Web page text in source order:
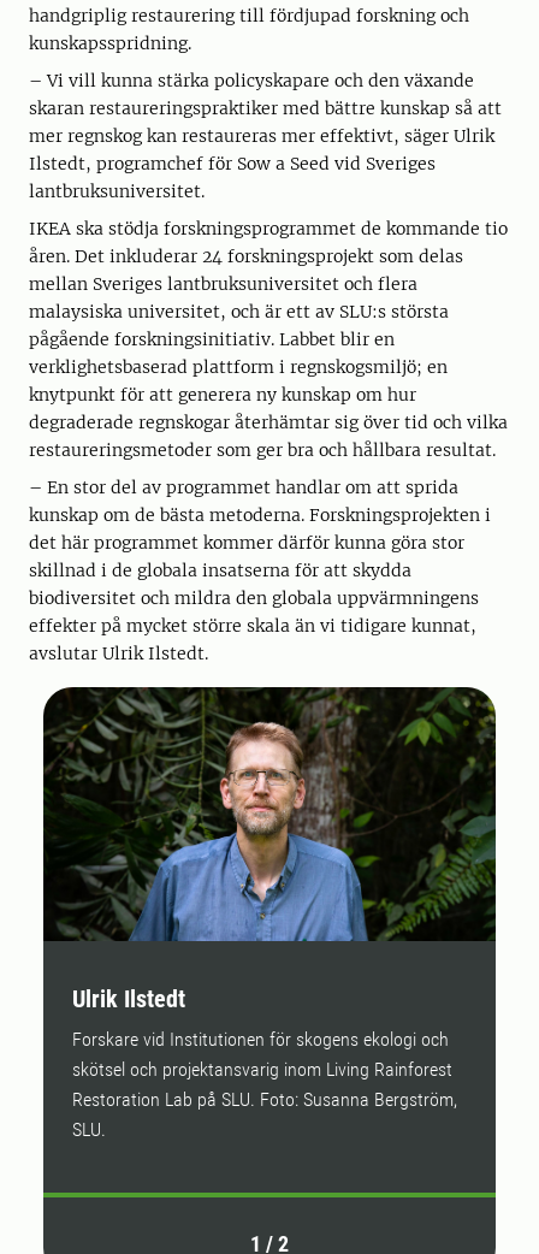
handgriplig restaurering till fördjupad forskning och
kunskapsspridning.
– Vi vill kunna stärka policyskapare och den växande
skaran restaureringspraktiker med bättre kunskap så att
mer regnskog kan restaureras mer effektivt, säger Ulrik
Ilstedt, programchef för Sow a Seed vid Sveriges
lantbruksuniversitet.
IKEA ska stödja forskningsprogrammet de kommande tio
åren. Det inkluderar 24 forskningsprojekt som delas
mellan Sveriges lantbruksuniversitet och flera
malaysiska universitet, och är ett av SLU:s största
pågående forskningsinitiativ. Labbet blir en
verklighetsbaserad plattform i regnskogsmiljö; en
knytpunkt för att generera ny kunskap om hur
degraderade regnskogar återhämtar sig över tid och vilka
restaureringsmetoder som ger bra och hållbara resultat.
– En stor del av programmet handlar om att sprida
kunskap om de bästa metoderna. Forskningsprojekten i
det här programmet kommer därför kunna göra stor
skillnad i de globala insatserna för att skydda
biodiversitet och mildra den globala uppvärmningens
effekter på mycket större skala än vi tidigare kunnat,
avslutar Ulrik Ilstedt.
Ulrik Ilstedt
Forskare vid Institutionen för skogens ekologi och
skötsel och projektansvarig inom Living Rainforest
Restoration Lab på SLU. Foto: Susanna Bergström,
SLU.
1 /2